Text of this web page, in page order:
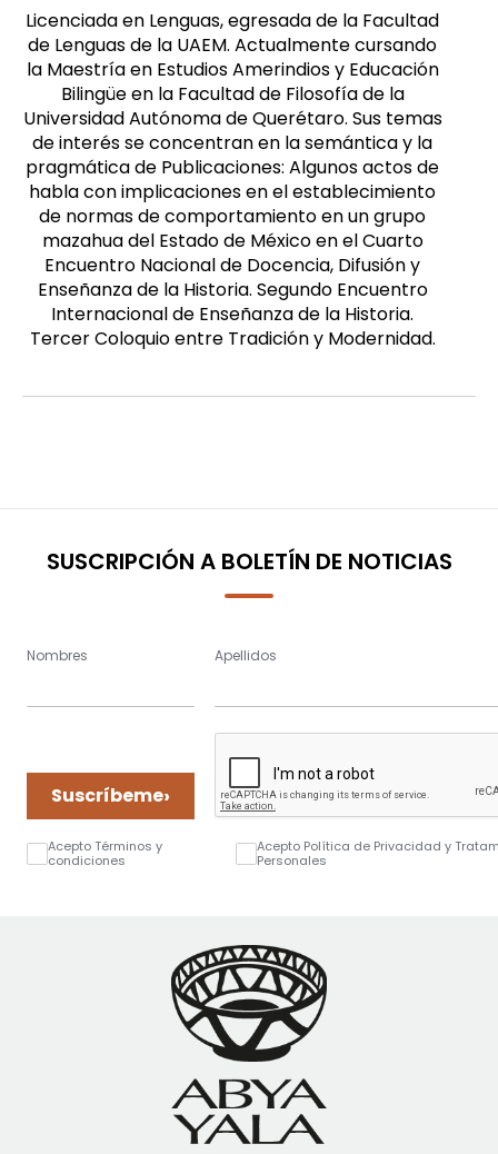
Femenino
Licenciada en Lenguas, egresada de la Facultad
de Lenguas de la UAEM. Actualmente cursando
la Maestría en Estudios Amerindios y Educación
Bilingüe en la Facultad de Filosofía de la
Universidad Autónoma de Querétaro. Sus temas
de interés se concentran en la semántica y la
pragmática de Publicaciones: Algunos actos de
habla con implicaciones en el establecimiento
de normas de comportamiento en un grupo
mazahua del Estado de México en el Cuarto
Encuentro Nacional de Docencia, Difusión y
Enseñanza de la Historia. Segundo Encuentro
Internacional de Enseñanza de la Historia.
Tercer Coloquio entre Tradición y Modernidad.
SUSCRIPCIÓN A BOLETÍN DE NOTICIAS
Nombres Apellidos
Suscríbeme›
Acepto Términos y
condiciones
Acepto Política de Privacidad y
Personales